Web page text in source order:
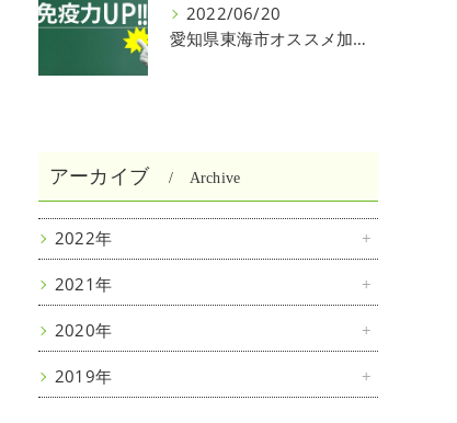
2022/06/20
愛知県東海市オススメ加圧パーソナルトレーニングジム One❣️
アーカイブ Archive
2022年
2021年
2020年
2019年